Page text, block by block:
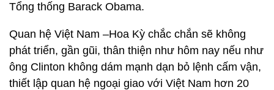
Tổng thống Barack Obama.
Quan hệ Việt Nam –Hoa Kỳ chắc chắn sẽ không
phát triển, gần gũi, thân thiện như hôm nay nếu như
ông Clinton không dám mạnh dạn bỏ lệnh cấm vận,
thiết lập quan hệ ngoại giao với Việt Nam hơn 20